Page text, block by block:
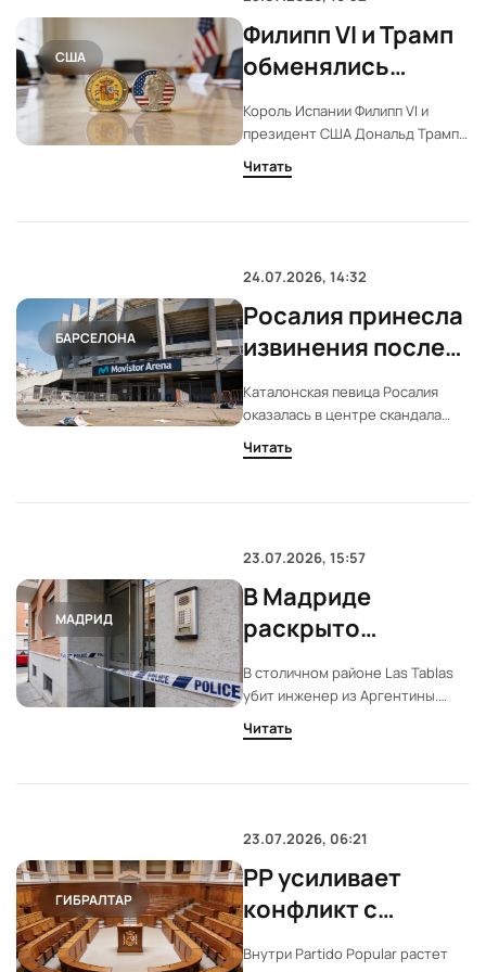
США
Филипп VI и Трамп
обменялись
монетами на
финале ЧМ в США
Король Испании Филипп VI и
президент США Дональд Трамп
провели обмен памятными
монетами после финала
прошла в Нью-Джерси.
Читать
БАРСЕЛОНА
24.07.2026, 14:32
Росалия принесла
извинения после
скандала с видео
о победе Испании
Каталонская певица Росалия
оказалась в центре скандала
после публикации видео о
победе Испании на чемпионате
публично извинилась.
Читать
МАДРИД
23.07.2026, 15:57
В Мадриде
раскрыто
убийство
инженера:
подозреваемый
В столичном районе Las Tablas
убит инженер из Аргентины.
Полиция выяснила, что
подозреваемый был одержим
Авила.
Читать
ГИБРАЛТАР
23.07.2026, 06:21
PP усиливает
конфликт с
Францией и делает
Внутри Partido Popular растет